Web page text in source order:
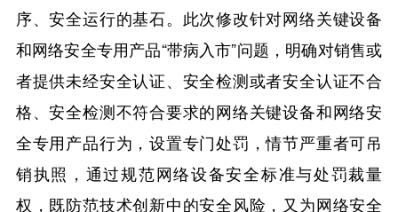
序、安全运行的基石。此次修改针对网络关键设备
和网络安全专用产品“带病入市”问题，明确对销售或
者提供未经安全认证、安全检测或者安全认证不合
格、安全检测不符合要求的网络关键设备和网络安
全专用产品行为，设置专门处罚，情节严重者可吊
销执照，通过规范网络设备安全标准与处罚裁量
权，既防范技术创新中的安全风险，又为网络安全